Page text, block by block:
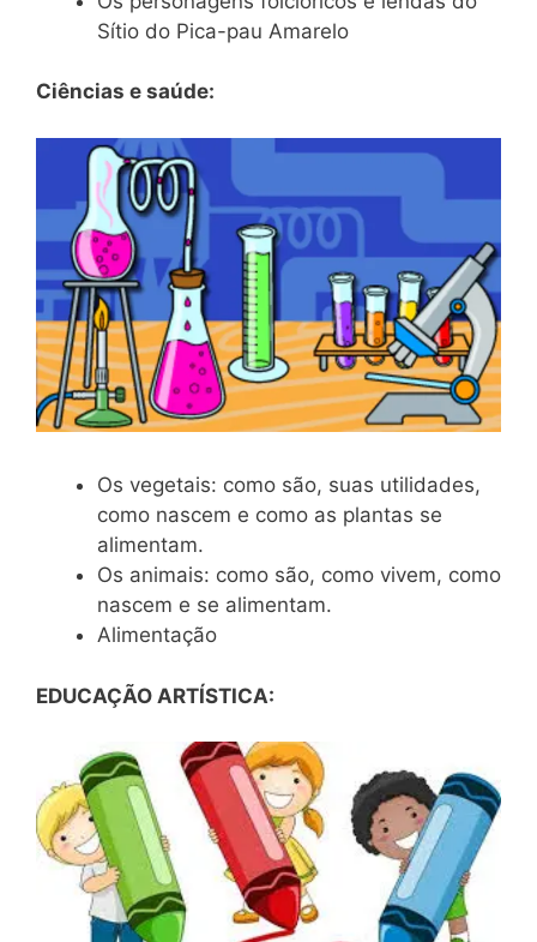
Sítio do Pica-pau Amarelo
Ciências e saúde:
Os vegetais: como são, suas utilidades,
como nascem e como as plantas se
alimentam.
Os animais: como são, como vivem, como
nascem e se alimentam.
Alimentação
EDUCAÇÃO ARTÍSTICA: